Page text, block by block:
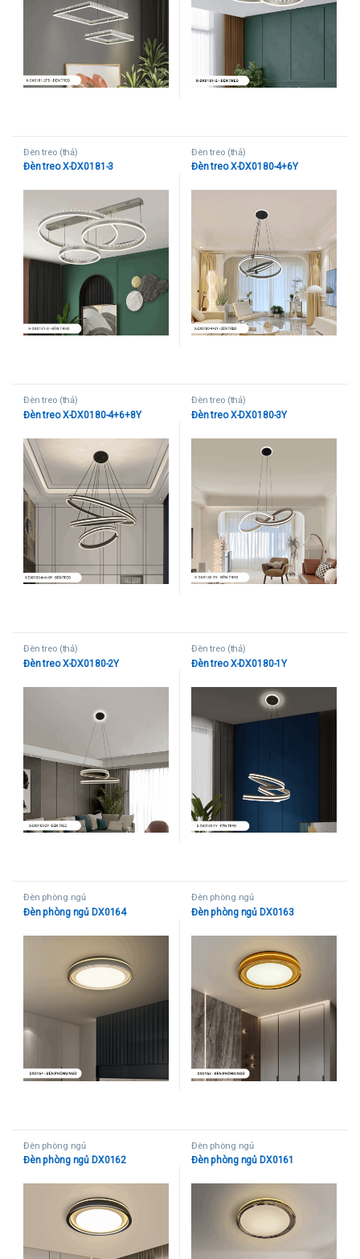
Đèn treo (thả)
Đèn treo X-DX0181-3
Đèn treo (thả)
Đèn treo X-DX0180-4+6Y
Đèn treo (thả)
Đèn treo X-DX0180-4+6+8Y
Đèn treo (thả)
Đèn treo X-DX0180-3Y
Đèn treo (thả)
Đèn treo X-DX0180-2Y
Đèn treo (thả)
Đèn treo X-DX0180-1Y
Đèn phòng ngủ
Đèn phòng ngủ DX0164
Đèn phòng ngủ
Đèn phòng ngủ DX0163
Đèn phòng ngủ
Đèn phòng ngủ DX0162
Đèn phòng ngủ
Đèn phòng ngủ DX0161